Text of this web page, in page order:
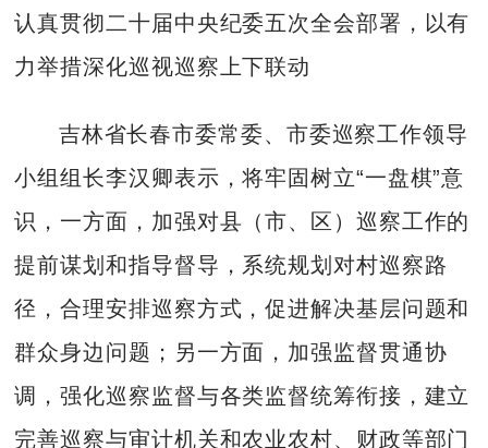
认真贯彻二十届中央纪委五次全会部署，以有
力举措深化巡视巡察上下联动
吉林省长春市委常委、市委巡察工作领导
小组组长李汉卿表示，将牢固树立“一盘棋”意
识，一方面，加强对县（市、区）巡察工作的
提前谋划和指导督导，系统规划对村巡察路
径，合理安排巡察方式，促进解决基层问题和
群众身边问题；另一方面，加强监督贯通协
调，强化巡察监督与各类监督统筹衔接，建立
完善巡察与审计机关和农业农村、财政等部门